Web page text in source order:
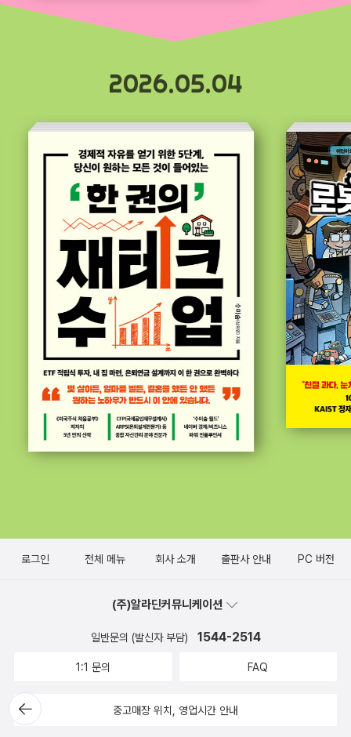
2026.05.04
뒤로가
기
로그인 전체 메뉴 회사 소개 출판사 안내 PC 버전
(주)알라딘커뮤니케이션
일반문의 (발신자 부담) 1544-2514
1:1 문의 FAQ
중고매장 위치, 영업시간 안내